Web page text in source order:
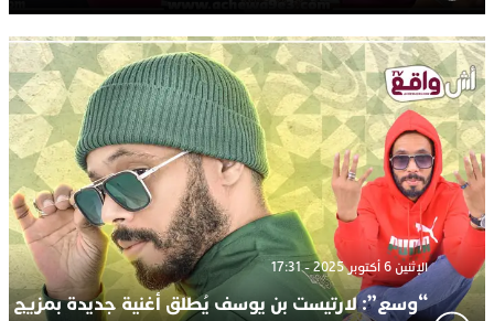
الإثنين 6 أكتوبر 2025 - 17:31
“وسع”: لارتيست بن يوسف يُطلق أغنية جديدة بمزيج